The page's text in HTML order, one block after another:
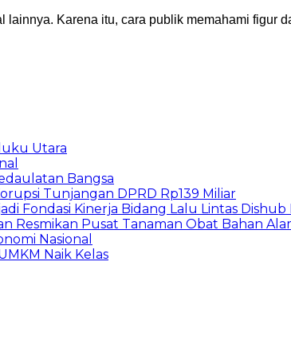
Karena itu, cara publik memahami figur
Utara
Bangsa
Tunjangan DPRD Rp139 Miliar
Fondasi Kinerja Bidang Lalu Lintas Dishub
Resmikan Pusat Tanaman Obat Bahan
Nasional
Naik Kelas